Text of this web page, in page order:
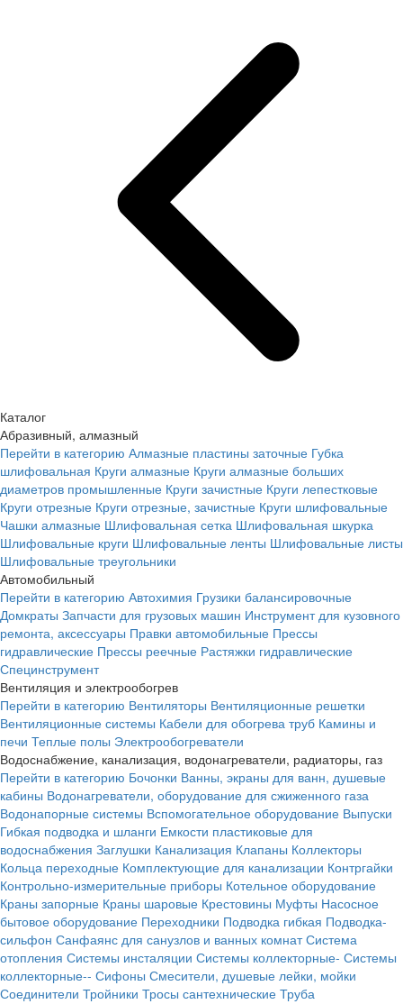
Каталог
Абразивный, алмазный
Перейти в категорию Алмазные пластины заточные Губка
шлифовальная Круги алмазные Круги алмазные больших
диаметров промышленные Круги зачистные Круги лепестковые
Круги отрезные Круги отрезные, зачистные Круги шлифовальные
Чашки алмазные Шлифовальная сетка Шлифовальная шкурка
Шлифовальные круги Шлифовальные ленты Шлифовальные листы
Шлифовальные треугольники
Автомобильный
Перейти в категорию Автохимия Грузики балансировочные
Домкраты Запчасти для грузовых машин Инструмент для кузовного
ремонта, аксессуары Правки автомобильные Прессы
гидравлические Прессы реечные Растяжки гидравлические
Специнструмент
Вентиляция и электрообогрев
Перейти в категорию Вентиляторы Вентиляционные решетки
Вентиляционные системы Кабели для обогрева труб Камины и
печи Теплые полы Электрообогреватели
Водоснабжение, канализация, водонагреватели, радиаторы, газ
Перейти в категорию Бочонки Ванны, экраны для ванн, душевые
кабины Водонагреватели, оборудование для сжиженного газа
Водонапорные системы Вспомогательное оборудование Выпуски
Гибкая подводка и шланги Емкости пластиковые для
водоснабжения Заглушки Канализация Клапаны Коллекторы
Кольца переходные Комплектующие для канализации Контргайки
Контрольно-измерительные приборы Котельное оборудование
Краны запорные Краны шаровые Крестовины Муфты Насосное
бытовое оборудование Переходники Подводка гибкая Подводка-
сильфон Санфаянс для санузлов и ванных комнат Система
отопления Системы инсталяции Системы коллекторные- Системы
коллекторные-- Сифоны Смесители, душевые лейки, мойки
Соединители Тройники Тросы сантехнические Труба